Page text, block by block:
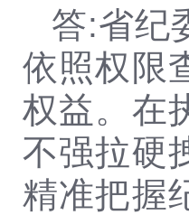
答:省纪
依照权限
权益。在
不强拉硬
精准把握